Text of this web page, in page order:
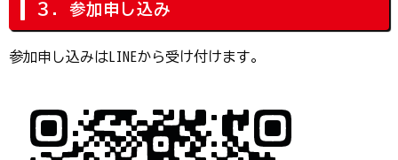
３．参加申し込み
参加申し込みはLINEから受け付けます。